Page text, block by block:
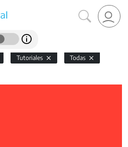
Tutoriales
Todas